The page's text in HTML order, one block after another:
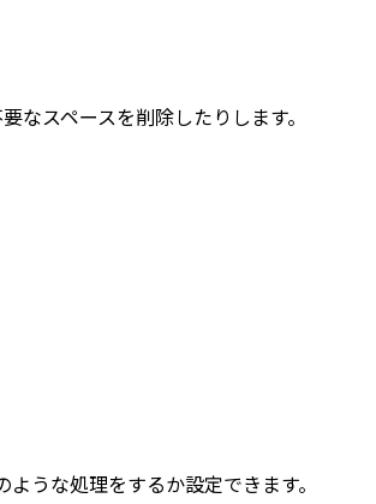
なスペースを削除したりします。
うな処理をするか設定できます。